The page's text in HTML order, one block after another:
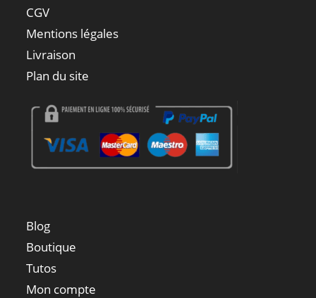
CGV
Mentions légales
Livraison
Plan du site
Blog
Boutique
Tutos
Mon compte